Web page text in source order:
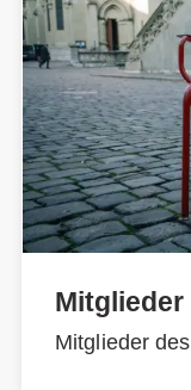
Mitglieder
Mitglieder